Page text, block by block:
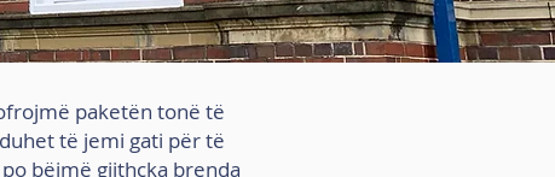
paketën tonë të
të jemi gati për të
bëjmë gjithçka brenda